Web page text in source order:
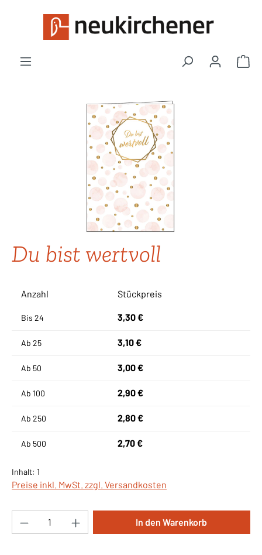
Zum Hauptinhalt springen
Bildergalerie überspringen
Du bist wertvoll
Anzahl Stückpreis
Bis 24 3,30 €
Ab 25 3,10 €
Ab 50 3,00 €
Ab 100 2,90 €
Ab 250 2,80 €
Ab 500 2,70 €
Inhalt: 1
Preise inkl. MwSt. zzgl. Versandkosten
Produkt Anzahl: Gib den gewünschten
In den Warenkorb